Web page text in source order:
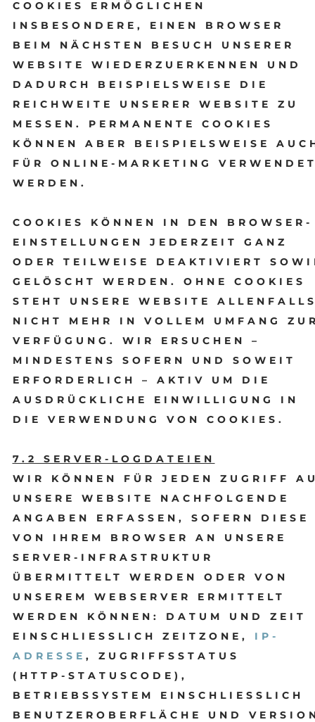
COOKIES ERMÖGLICHEN
INSBESONDERE, EINEN BROWSER
BEIM NÄCHSTEN BESUCH UNSERER
WEBSITE WIEDERZUERKENNEN UND
DADURCH BEISPIELSWEISE DIE
REICHWEITE UNSERER WEBSITE ZU
MESSEN. PERMANENTE COOKIES
KÖNNEN ABER BEISPIELSWEISE
FÜR ONLINE-MARKETING
WERDEN.
COOKIES KÖNNEN IN DEN BROWSER-
EINSTELLUNGEN JEDERZEIT GANZ
ODER TEILWEISE DEAKTIVIERT
GELÖSCHT WERDEN. OHNE COOKIES
STEHT UNSERE WEBSITE
NICHT MEHR IN VOLLEM UMFANG
VERFÜGUNG. WIR ERSUCHEN –
MINDESTENS SOFERN UND SOWEIT
ERFORDERLICH – AKTIV UM DIE
AUSDRÜCKLICHE EINWILLIGUNG IN
DIE VERWENDUNG VON COOKIES.
7.2 SERVER-LOGDATEIEN
WIR KÖNNEN FÜR JEDEN ZUGRIFF
UNSERE WEBSITE NACHFOLGENDE
ANGABEN ERFASSEN, SOFERN DIESE
VON IHREM BROWSER AN UNSERE
SERVER-INFRASTRUKTUR
ÜBERMITTELT WERDEN ODER VON
UNSEREM WEBSERVER ERMITTELT
WERDEN KÖNNEN: DATUM UND ZEIT
EINSCHLIESSLICH ZEITZONE, IP-
ADRESSE , ZUGRIFFSSTATUS
(HTTP-STATUSCODE),
BETRIEBSSYSTEM EINSCHLIESSLICH
BENUTZEROBERFLÄCHE UND